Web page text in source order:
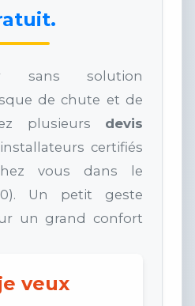
sans solution
de chute et de
plusieurs devis
certifiés
vous dans le
Un petit geste
un grand confort
veux